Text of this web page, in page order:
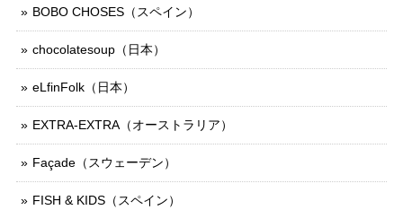
BOBO CHOSES（スペイン）
chocolatesoup（日本）
eLfinFolk（日本）
EXTRA-EXTRA（オーストラリア）
Façade（スウェーデン）
FISH & KIDS（スペイン）